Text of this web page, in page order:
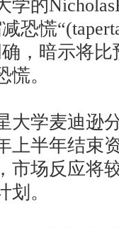
的
恐慌
，暗示将
慌。
学麦迪逊分
上半年结束
市场反应将
划。